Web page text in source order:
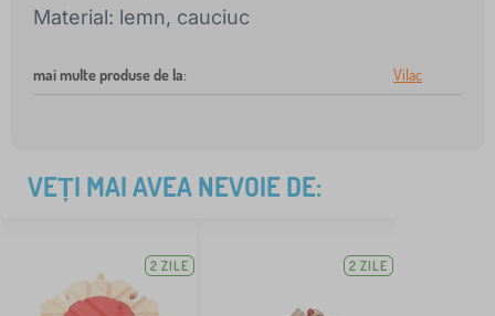
Material: lemn, cauciuc
mai multe produse de la: Vilac
VEȚI MAI AVEA NEVOIE DE:
2 ZILE 2 ZILE